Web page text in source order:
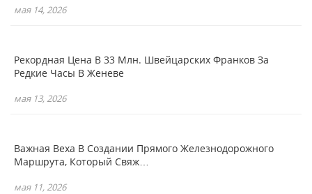
мая 14, 2026
Рекордная Цена В 33 Млн. Швейцарских Франков За
Редкие Часы В Женеве
мая 13, 2026
Важная Веха В Создании Прямого Железнодорожного
Маршрута, Который Свяж…
мая 11, 2026